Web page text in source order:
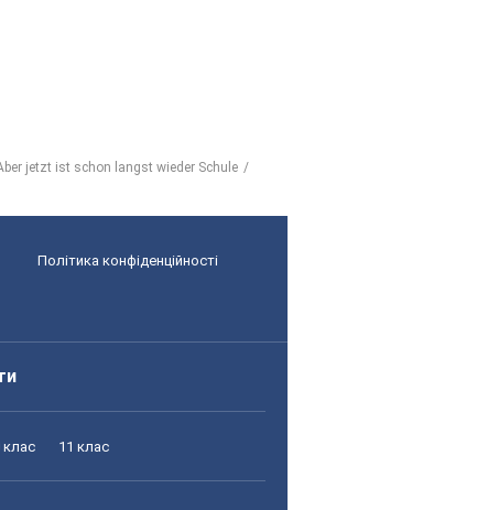
Aber jetzt ist schon langst wieder Schule
Політика конфіденційності
клас 11 клас